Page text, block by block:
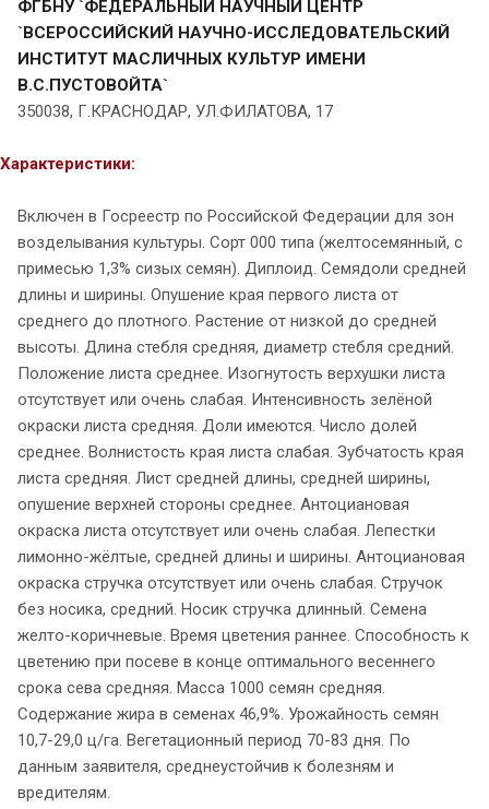
ФГБНУ `ФЕДЕРАЛЬНЫЙ НАУЧНЫЙ ЦЕНТР
`ВСЕРОССИЙСКИЙ НАУЧНО-ИССЛЕДОВАТЕЛЬСКИЙ
ИНСТИТУТ МАСЛИЧНЫХ КУЛЬТУР ИМЕНИ
В.С.ПУСТОВОЙТА`
350038, Г.КРАСНОДАР, УЛ.ФИЛАТОВА, 17
Характеристики:
Включен в Госреестр по Российской Федерации для зон
возделывания культуры. Сорт 000 типа (желтосемянный, с
примесью 1,3% сизых семян). Диплоид. Семядоли средней
длины и ширины. Опушение края первого листа от
среднего до плотного. Растение от низкой до средней
высоты. Длина стебля средняя, диаметр стебля средний.
Положение листа среднее. Изогнутость верхушки листа
отсутствует или очень слабая. Интенсивность зелёной
окраски листа средняя. Доли имеются. Число долей
среднее. Волнистость края листа слабая. Зубчатость края
листа средняя. Лист средней длины, средней ширины,
опушение верхней стороны среднее. Антоциановая
окраска листа отсутствует или очень слабая. Лепестки
лимонно-жёлтые, средней длины и ширины. Антоциановая
окраска стручка отсутствует или очень слабая. Стручок
без носика, средний. Носик стручка длинный. Семена
желто-коричневые. Время цветения раннее. Способность к
цветению при посеве в конце оптимального весеннего
срока сева средняя. Масса 1000 семян средняя.
Содержание жира в семенах 46,9%. Урожайность семян
10,7-29,0 ц/га. Вегетационный период 70-83 дня. По
данным заявителя, среднеустойчив к болезням и
вредителям.